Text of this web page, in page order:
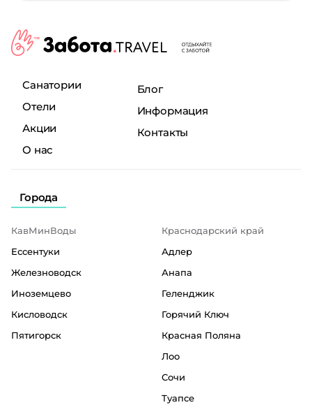
Санатории
Отели
Акции
О нас
Блог
Информация
Контакты
Города
КавМинВоды
Ессентуки
Железноводск
Иноземцево
Кисловодск
Пятигорск
Краснодарский край
Адлер
Анапа
Геленджик
Горячий Ключ
Красная Поляна
Лоо
Сочи
Туапсе